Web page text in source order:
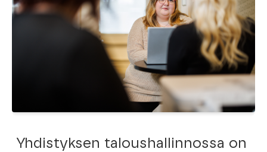
Yhdistyksen taloushallinnossa on